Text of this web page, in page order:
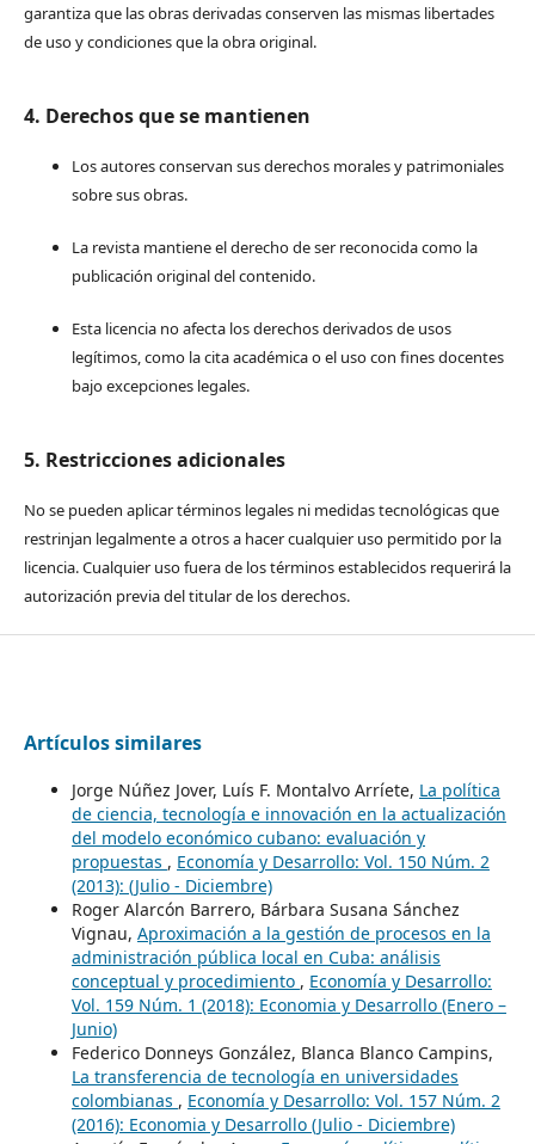
garantiza que las obras derivadas conserven las mismas libertades
de uso y condiciones que la obra original.
4. Derechos que se mantienen
Los autores conservan sus derechos morales y patrimoniales
sobre sus obras.
La revista mantiene el derecho de ser reconocida como la
publicación original del contenido.
Esta licencia no afecta los derechos derivados de usos
legítimos, como la cita académica o el uso con fines docentes
bajo excepciones legales.
5. Restricciones adicionales
No se pueden aplicar términos legales ni medidas tecnológicas que
restrinjan legalmente a otros a hacer cualquier uso permitido por la
licencia. Cualquier uso fuera de los términos establecidos requerirá la
autorización previa del titular de los derechos.
Artículos similares
Jorge Núñez Jover, Luís F. Montalvo Arríete, La política
de ciencia, tecnología e innovación en la actualización
del modelo económico cubano: evaluación y
propuestas , Economía y Desarrollo: Vol. 150 Núm. 2
(2013): (Julio - Diciembre)
Roger Alarcón Barrero, Bárbara Susana Sánchez
Vignau, Aproximación a la gestión de procesos en la
administración pública local en Cuba: análisis
conceptual y procedimiento , Economía y Desarrollo:
Vol. 159 Núm. 1 (2018): Economia y Desarrollo (Enero –
Junio)
Federico Donneys González, Blanca Blanco Campins,
La transferencia de tecnología en universidades
colombianas , Economía y Desarrollo: Vol. 157 Núm. 2
(2016): Economia y Desarrollo (Julio - Diciembre)